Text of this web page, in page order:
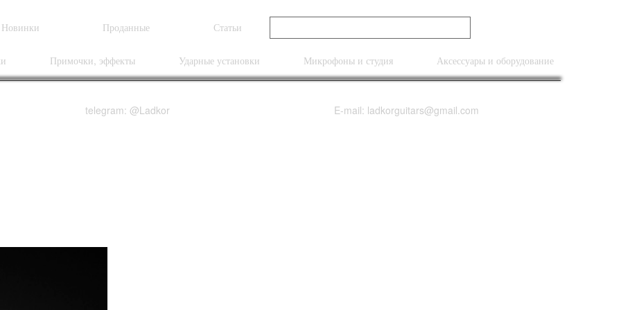
Новинки Проданные Статьи
Примочки, эффекты Ударные установки Микрофоны и студия Аксессуары и оборудование
telegram: @Ladkor E-mail: ladkorguitars@gmail.com